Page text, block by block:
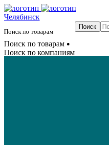
Челябинск
Поиск по товарам
Поиск по товарам
Поиск по компаниям